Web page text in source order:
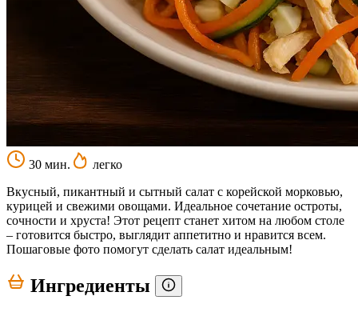
30 мин.
легко
Вкусный, пикантный и сытный салат с корейской морковью,
курицей и свежими овощами. Идеальное сочетание остроты,
сочности и хруста! Этот рецепт станет хитом на любом столе
– готовится быстро, выглядит аппетитно и нравится всем.
Пошаговые фото помогут сделать салат идеальным!
Ингредиенты